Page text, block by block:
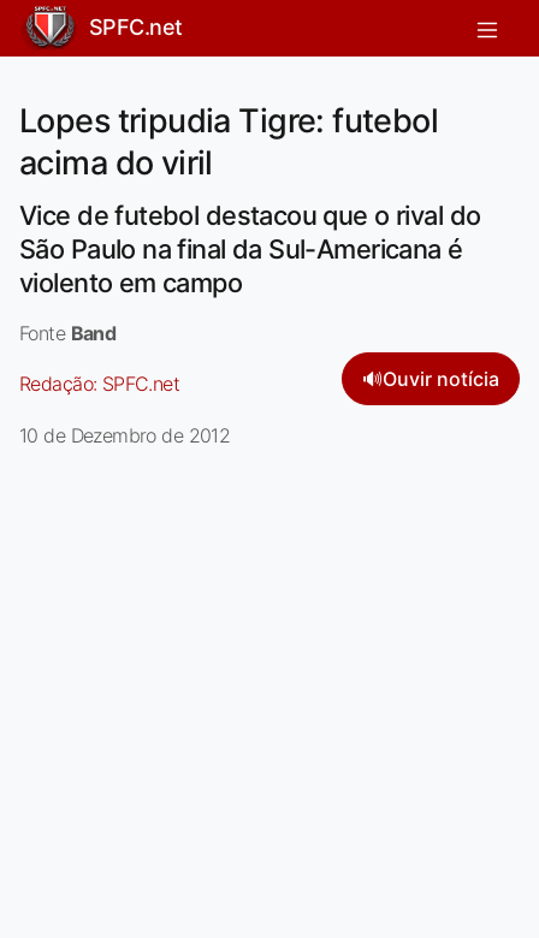
SPFC.net
Lopes tripudia Tigre: futebol
acima do viril
Vice de futebol destacou que o rival do
São Paulo na final da Sul-Americana é
violento em campo
Fonte Band
Redação: SPFC.net 🔊Ouvir notícia
10 de Dezembro de 2012